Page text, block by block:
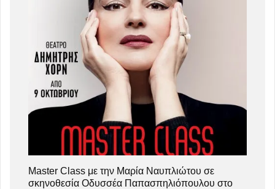
Master Class με την Μαρία Ναυπλιώτου σε
σκηνοθεσία Οδυσσέα Παπασπηλιόπουλου στο